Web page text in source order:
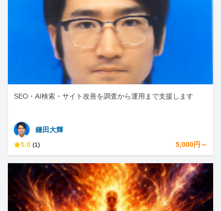
SEO・AI検索・サイト改善を調査から運用まで支援します
鎌田大輝
5.0 (1) 5,000円～